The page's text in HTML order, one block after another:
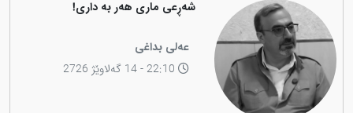
شەڕعی ماری هەر بە داری!
عەلی بداغی